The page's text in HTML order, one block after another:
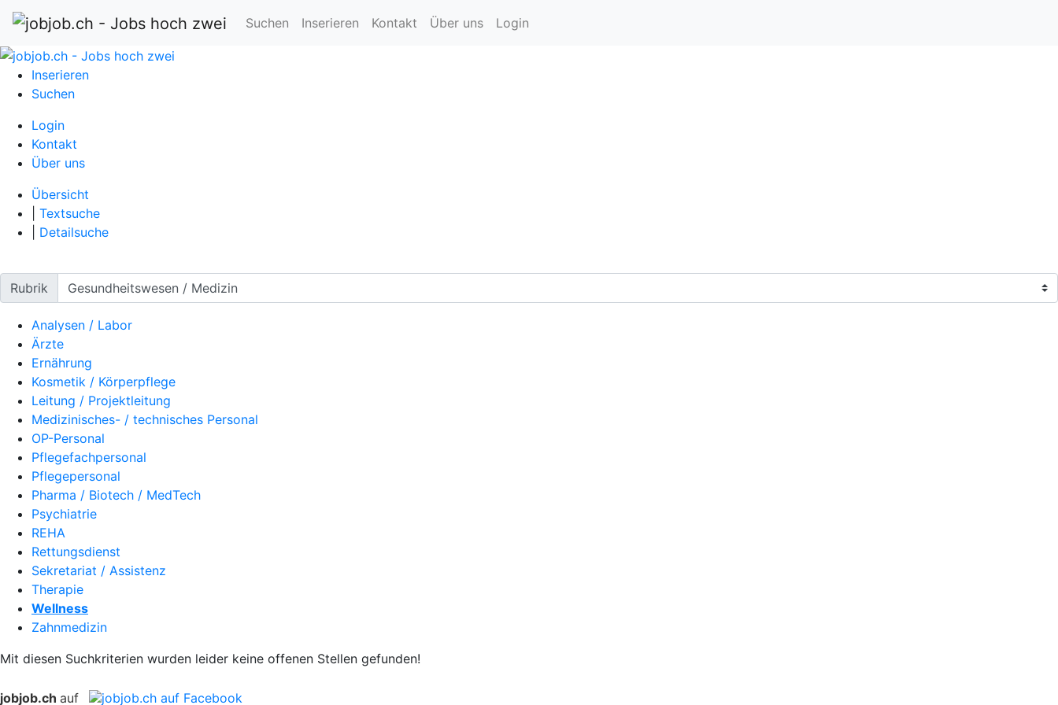
Suchen Inserieren Kontakt Über uns Login
Inserieren
Suchen
Login
Kontakt
Über uns
Übersicht
Textsuche
Detailsuche
Rubrik
Analysen / Labor
Ärzte
Ernährung
Kosmetik / Körperpflege
Leitung / Projektleitung
Medizinisches- / technisches Personal
OP-Personal
Pflegefachpersonal
Pflegepersonal
Pharma / Biotech / MedTech
Psychiatrie
REHA
Rettungsdienst
Sekretariat / Assistenz
Therapie
Wellness
Zahnmedizin
Mit diesen Suchkriterien wurden leider keine offenen Stellen gefunden!
jobjob.ch auf